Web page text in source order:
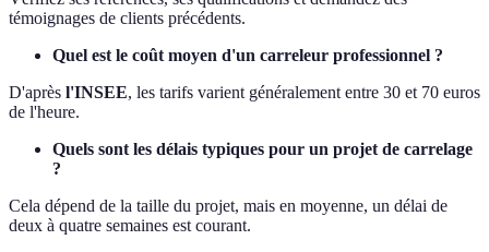
témoignages de clients précédents.
Quel est le coût moyen d'un carreleur professionnel ?
D'après l'INSEE, les tarifs varient généralement entre 30 et 70 euros
de l'heure.
Quels sont les délais typiques pour un projet de carrelage
?
Cela dépend de la taille du projet, mais en moyenne, un délai de
deux à quatre semaines est courant.